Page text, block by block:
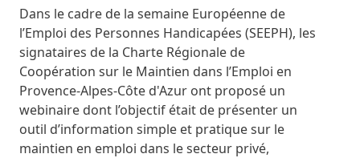
Dans le cadre de la semaine Européenne de
l’Emploi des Personnes Handicapées (SEEPH), les
signataires de la Charte Régionale de
Coopération sur le Maintien dans l’Emploi en
Provence-Alpes-Côte d'Azur ont proposé un
webinaire dont l’objectif était de présenter un
outil d’information simple et pratique sur le
maintien en emploi dans le secteur privé,